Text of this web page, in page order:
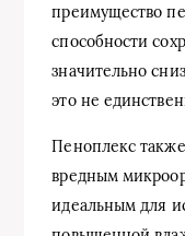
преимущество
способности
значительно
это не
Пеноплекс
вредным
идеальным для